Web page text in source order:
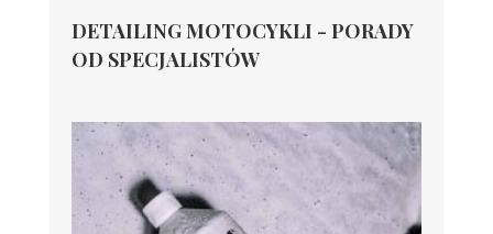
DETAILING MOTOCYKLI - PORADY
OD SPECJALISTÓW